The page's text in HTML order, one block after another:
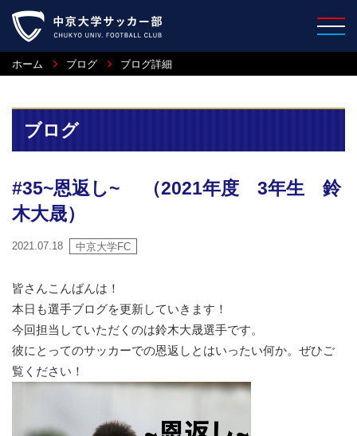
ホーム ブログ ブログ詳細
ブログ
#35~恩返し~ （2021年度 3年生 鈴
木大晟）
2021.07.18 中京大学FC
皆さんこんばんは！
本日も選手ブログを更新していきます！
今回担当していただくのは鈴木大晟選手です。
彼にとってのサッカーでの恩返しとはいったい何か。ぜひご
覧ください！